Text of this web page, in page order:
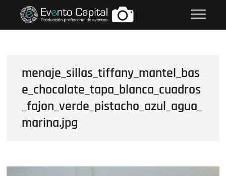
contenido
FOTOS GRUPO EMPRESARIAL
menaje_sillas_tiffany_mantel_bas
e_chocalate_tapa_blanca_cuadros
_fajon_verde_pistacho_azul_agua_
marina.jpg